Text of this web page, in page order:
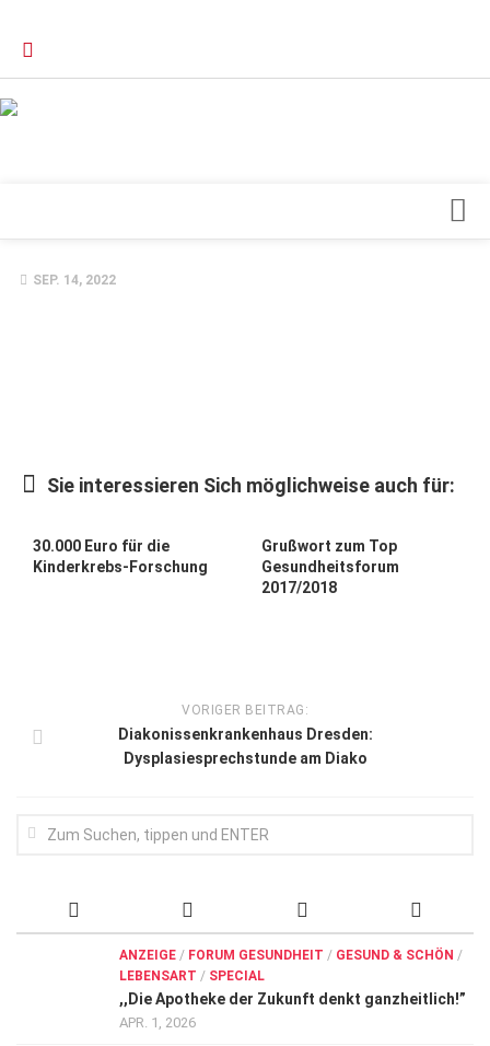
Zahn, Mund, Kiefer
Kampf gegen Krebs
Lebensart
SEP. 14, 2022
Sie interessieren Sich möglichweise auch für:
30.000 Euro für die
Kinderkrebs-Forschung
Grußwort zum Top
Gesundheitsforum
2017/2018
VORIGER BEITRAG:
Diakonissenkrankenhaus Dresden:
Dysplasiesprechstunde am Diako
ANZEIGE / FORUM GESUNDHEIT / GESUND & SCHÖN /
LEBENSART / SPECIAL
,,Die Apotheke der Zukunft denkt ganzheitlich!”
APR. 1, 2026